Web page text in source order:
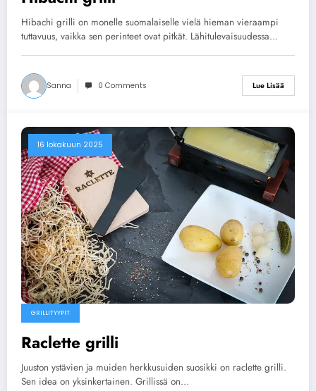
Hibachi grilli on monelle suomalaiselle vielä hieman vieraampi
tuttavuus, vaikka sen perinteet ovat pitkät. Lähitulevaisuudessa…
Sanna 0 Comments Lue Lisää
16 lokakuun 2025
GRILLITYYPIT
Raclette grilli
Juuston ystävien ja muiden herkkusuiden suosikki on raclette grilli.
Sen idea on yksinkertainen. Grillissä on…